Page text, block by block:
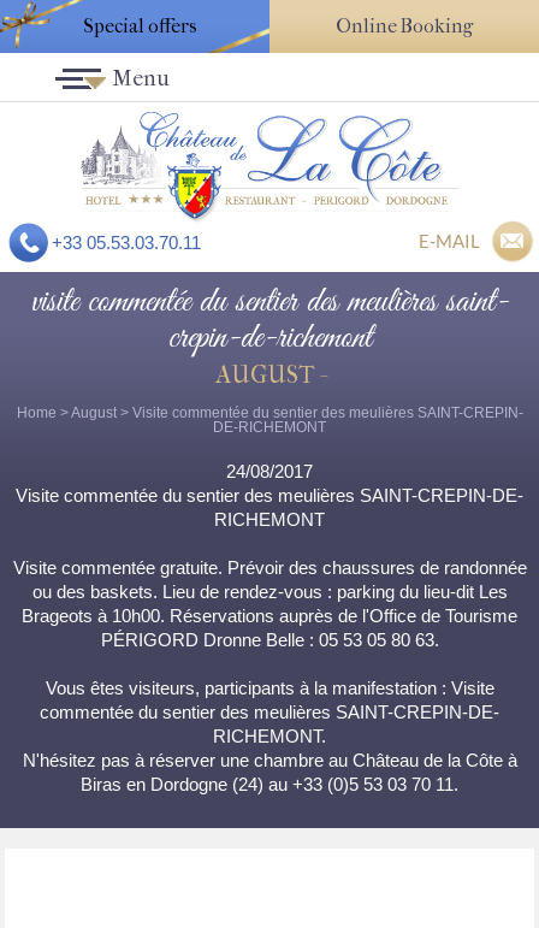
Special offers Online Booking
+33 05.53.03.70.11 E-MAIL
Menu
visite commentée du sentier des meulières saint-
crepin-de-richemont
AUGUST -
Home >August> Visite commentée du sentier des meulières SAINT-CREPIN-
DE-RICHEMONT
24/08/2017
Visite commentée du sentier des meulières SAINT-CREPIN-DE-
RICHEMONT
Visite commentée gratuite. Prévoir des chaussures de randonnée
ou des baskets. Lieu de rendez-vous : parking du lieu-dit Les
Brageots à 10h00. Réservations auprès de l'Office de Tourisme
PÉRIGORD Dronne Belle : 05 53 05 80 63.
Vous êtes visiteurs, participants à la manifestation : Visite
commentée du sentier des meulières SAINT-CREPIN-DE-
RICHEMONT.
N'hésitez pas à réserver une chambre au Château de la Côte à
Biras en Dordogne (24) au +33 (0)5 53 03 70 11.